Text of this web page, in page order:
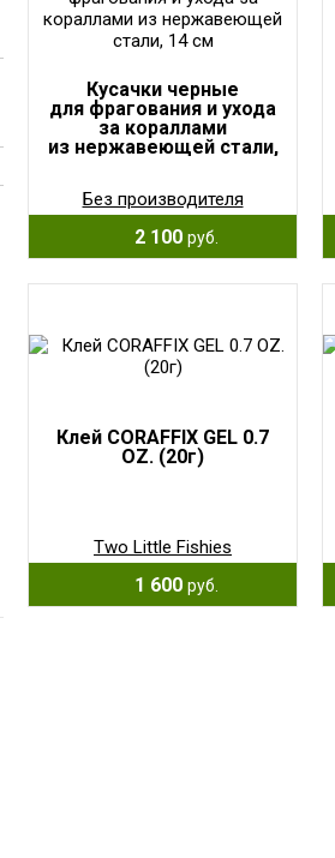
Кусачки черные
для фрагования и ухода
за кораллами
из нержавеющей стали,
Без производителя
2 100 руб.
Клей CORAFFIX GEL 0.7
OZ. (20г)
Two Little Fishies
1 600 руб.